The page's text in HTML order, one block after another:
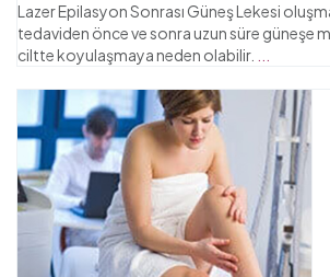
Lazer Epilasyon Sonrası Güneş Lekesi
tedaviden önce ve sonra uzun süre güneşe
ciltte koyulaşmaya neden olabilir.